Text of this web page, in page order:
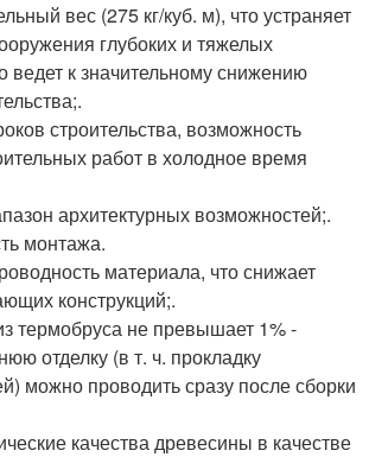
вес (275 кг/куб. м), что устраняет
глубоких и тяжелых
ведет к значительному снижению
строительства, возможность
работ в холодное время
архитектурных возможностей;.
монтажа.
материала, что снижает
конструкций;.
термобруса не превышает 1% -
отделку (в т. ч. прокладку
можно проводить сразу после сборки
качества древесины в качестве